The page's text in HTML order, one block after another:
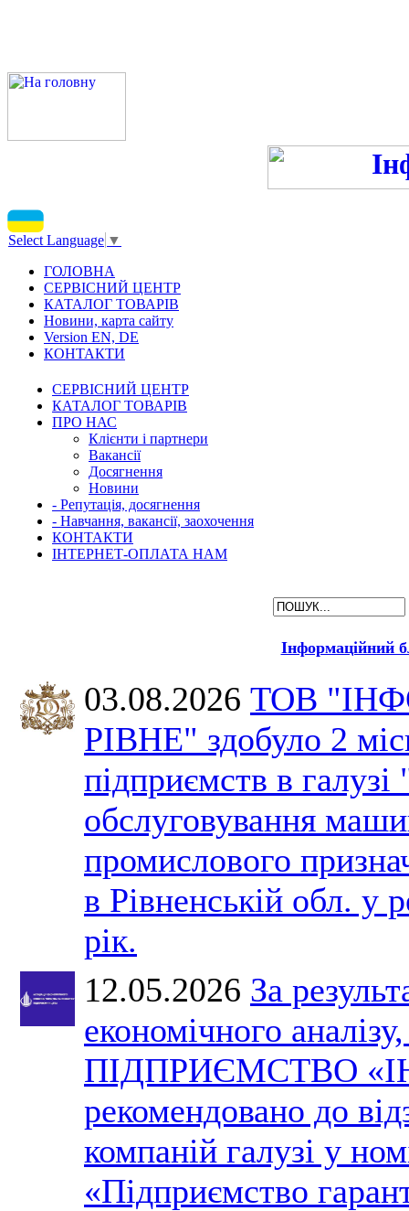
Select Language ▼
ГОЛОВНА
СЕРВІСНИЙ ЦЕНТР
КАТАЛОГ ТОВАРІВ
Новини, карта сайту
Version EN, DE
КОНТАКТИ
СЕРВІСНИЙ ЦЕНТР
КАТАЛОГ ТОВАРІВ
ПРО НАС
Клієнти і партнери
Вакансії
Досягнення
Новини
- Репутація, досягнення
- Навчання, вакансії, заохочення
КОНТАКТИ
ІНТЕРНЕТ-ОПЛАТА НАМ
Інформаційний
03.08.2026 ТОВ
РІВНЕ" здобуло 2
підприємств в
обслуговування
промислового
в Рівненській обл. у
рік.
12.05.2026 За
економічного
ПІДПРИЄМСТВО
рекомендовано до
компаній галузі у
«Підприємство